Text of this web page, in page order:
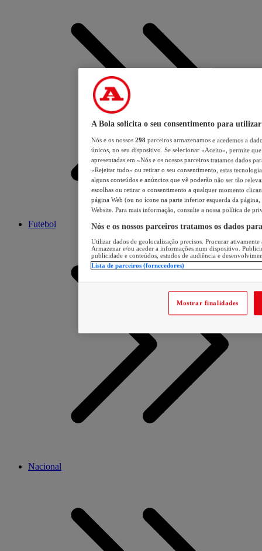
Futebol
Nacional
A Bola solicita o seu consentimento para utilizar
Nós e os nossos 298 parceiros armazenamos e acedemos a
únicos, no seu dispositivo. Se selecionar «Aceito», permite
apresentadas em «Nós e os nossos parceiros tratamos dados
«Rejeitar tudo» ou retirar o seu consentimento, estas
alguns conteúdos e anúncios que vê poderão não ser tão
escolhas ou retirar o consentimento a qualquer momento
página Web (ou no ícone na parte inferior esquerda da página,
Website. Para mais informação, consulte a nossa política de
Nós e os nossos parceiros tratamos os dados
Utilizar dados de geolocalização precisos. Procurar
Armazenar e/ou aceder a informações num dispositivo.
publicidade e conteúdos, estudos de audiência e
Lista de parceiros (fornecedores)
Mostrar finalidades